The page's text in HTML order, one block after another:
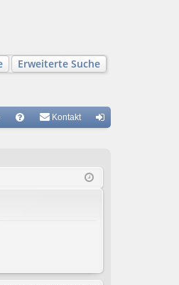
Erweiterte Suche
Kontakt